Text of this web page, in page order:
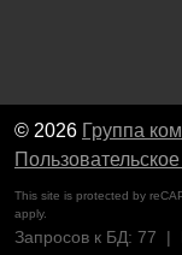
© 2026 Группа
This site is protected by
apply.
Запросов к БД: 77 |